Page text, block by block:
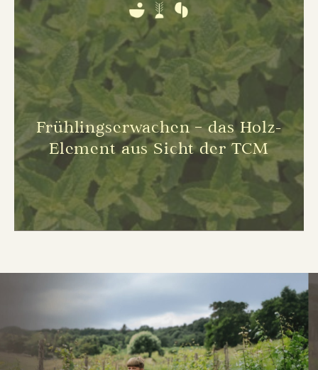
Frühlingserwachen – das Holz-
Element aus Sicht der TCM